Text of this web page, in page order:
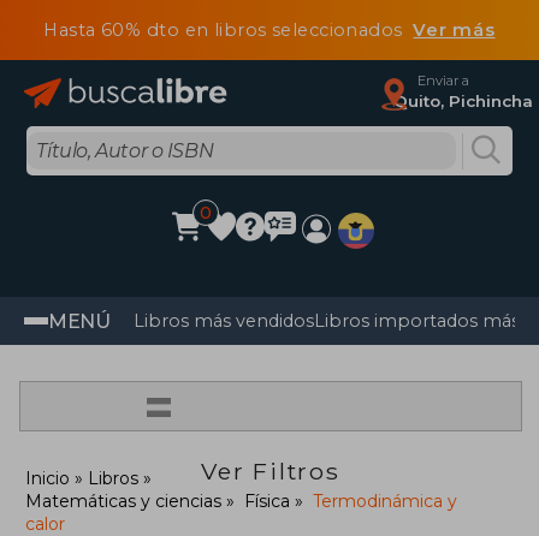
Hasta 60% dto en libros seleccionadosVer más
Enviar a
Quito, Pichincha
0
MENÚ Libros más vendidosLibros importados más
=
Ver Filtros
Inicio
Libros
Matemáticas y ciencias
Física
Termodinámica y
calor